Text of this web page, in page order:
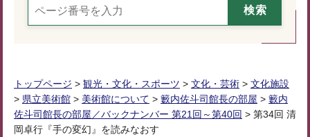
トップページ > 観光・文化・スポーツ > 文化・芸術 > 文化施設
> 県立美術館 > 美術館について > 籔内佐斗司館長の部屋 > 籔内
佐斗司館長の部屋／バックナンバー 第21回～第40回 > 第34回 清
岡卓行『手の変幻』を読みなおす